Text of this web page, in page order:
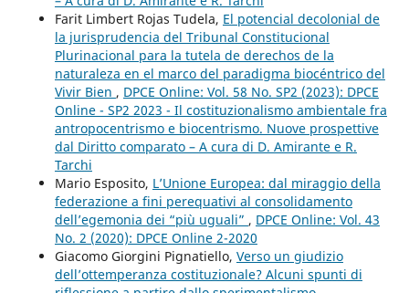
Farit Limbert Rojas Tudela, El potencial decolonial de
la jurisprudencia del Tribunal Constitucional
Plurinacional para la tutela de derechos de la
naturaleza en el marco del paradigma biocéntrico del
Vivir Bien , DPCE Online: Vol. 58 No. SP2 (2023): DPCE
Online - SP2 2023 - Il costituzionalismo ambientale fra
antropocentrismo e biocentrismo. Nuove prospettive
dal Diritto comparato – A cura di D. Amirante e R.
Tarchi
Mario Esposito, L’Unione Europea: dal miraggio della
federazione a fini perequativi al consolidamento
dell’egemonia dei “più uguali” , DPCE Online: Vol. 43
No. 2 (2020): DPCE Online 2-2020
Giacomo Giorgini Pignatiello, Verso un giudizio
dell’ottemperanza costituzionale? Alcuni spunti di